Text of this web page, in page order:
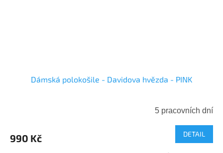
Dámská polokošile - Davidova hvězda - PINK
5 pracovních dní
990 Kč DETAIL